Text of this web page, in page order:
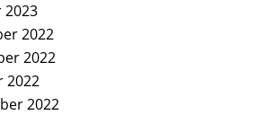
2023
2022
2022
2022
2022